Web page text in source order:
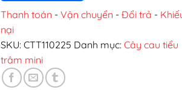
Thanh toán - Vận chuyển - Đổi trả -
nại
SKU: CTT110225 Danh mục: Cây cau tiểu
trâm mini